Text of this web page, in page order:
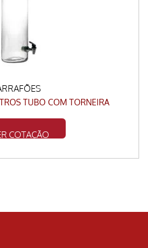
TUBO COM TORNEIRA
COTAÇÃO